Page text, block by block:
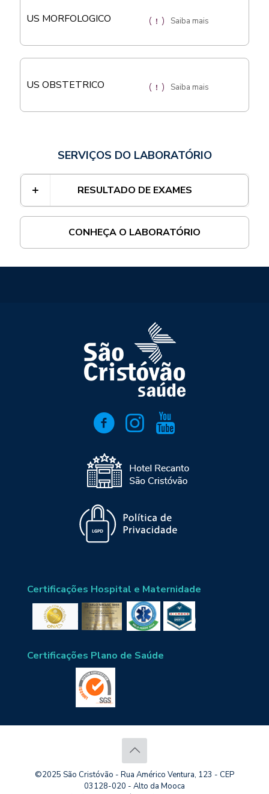
US MORFOLOGICO Saiba mais
US OBSTETRICO Saiba mais
SERVIÇOS DO LABORATÓRIO
RESULTADO DE EXAMES
CONHEÇA O LABORATÓRIO
Certificações Hospital e Maternidade
Certificações Plano de Saúde
©2025 São Cristóvão - Rua Américo Ventura, 123 - CEP
03128-020 - Alto da Mooca